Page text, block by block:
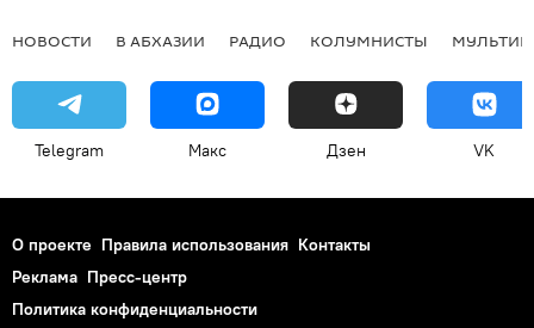
НОВОСТИ В АБХАЗИИ РАДИО КОЛУМНИСТЫ
Telegram Макс Дзен VK
О проекте Правила использования Контакты
Реклама Пресс-центр
Политика конфиденциальности